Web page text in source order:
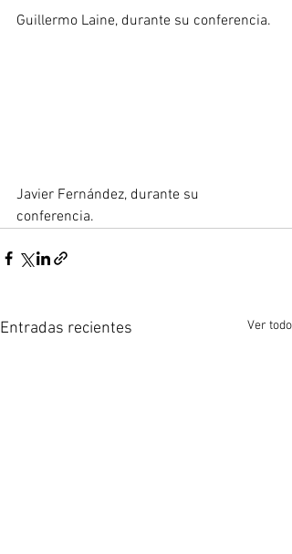
Guillermo Laine, durante su conferencia.
Javier Fernández, durante su
conferencia.
Entradas recientes Ver todo